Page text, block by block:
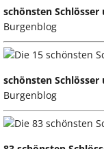
schönsten
Burgenblog
schönsten
Burgenblog